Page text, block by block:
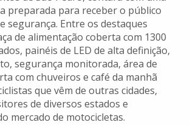
preparada para receber o público
segurança. Entre os destaques
de alimentação coberta com 1300
painéis de LED de alta definição,
segurança monitorada, área de
com chuveiros e café da manhã
que vêm de outras cidades,
de diversos estados e
mercado de motocicletas.